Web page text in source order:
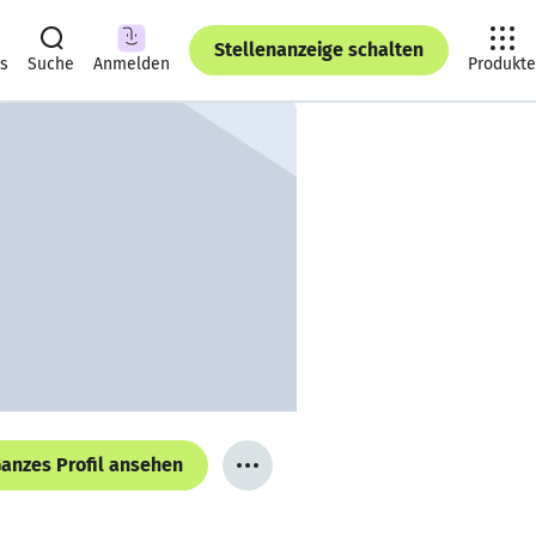
Suche Anmelden
Stellenanzeige schalten
Produkte
Profil ansehen